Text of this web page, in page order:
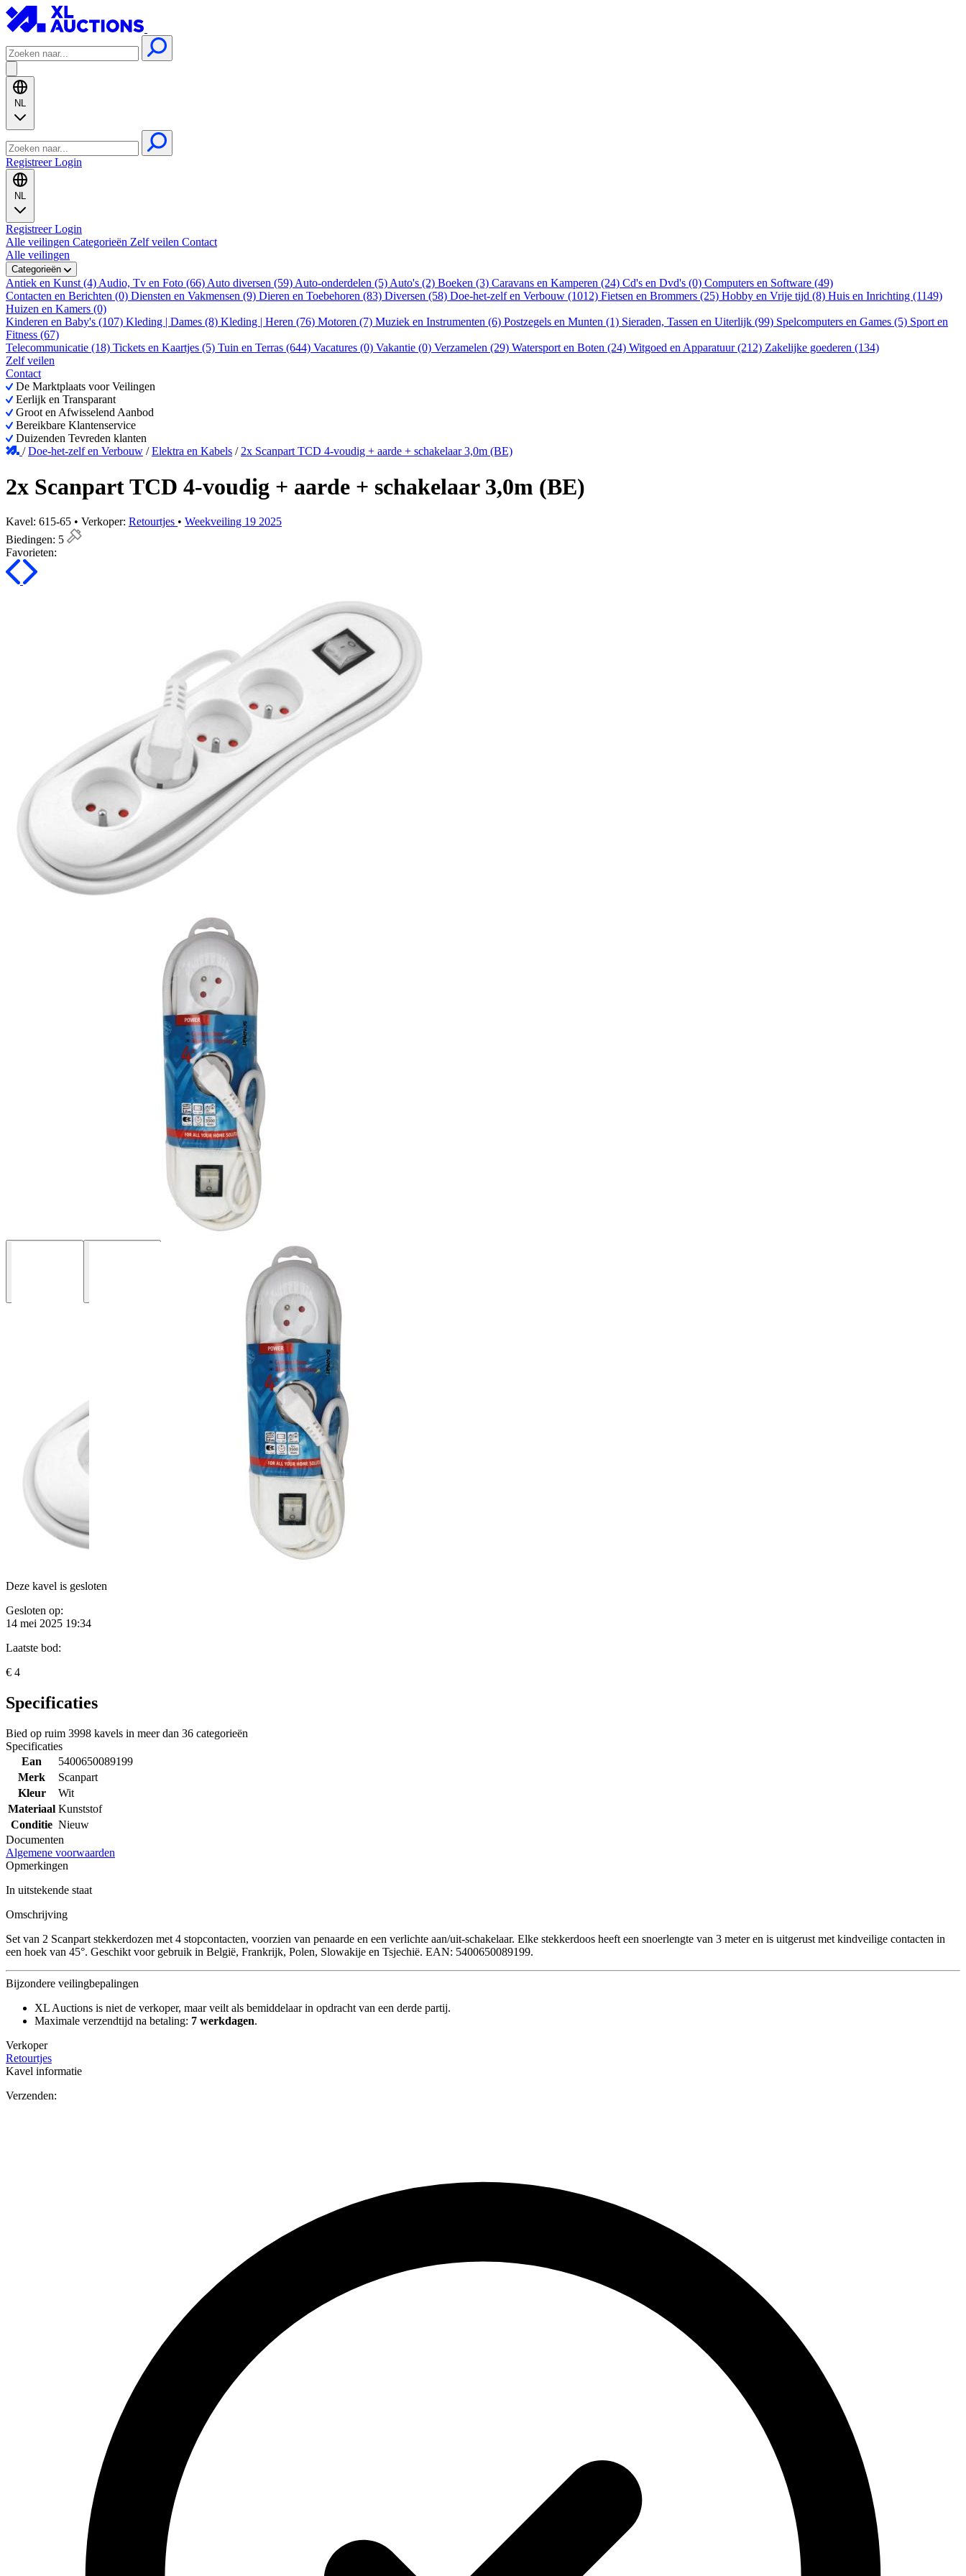
NL
RegistreerLogin
NL
RegistreerLogin
Alle veilingen Categorieën Zelf veilen Contact
Alle veilingen
Categorieën
Antiek en Kunst (4) Audio, Tv en Foto (66) Auto diversen (59) Auto-onderdelen (5) Auto's (2) Boeken (3) Caravans en Kamperen (24) Cd's en Dvd's (0) Computers en Software (49)
Contacten en Berichten (0) Diensten en Vakmensen (9) Dieren en Toebehoren (83) Diversen (58) Doe-het-zelf en Verbouw (1012) Fietsen en Brommers (25) Hobby en Vrije tijd (8) Huis en Inrichting (1149)
Huizen en Kamers (0)
Kinderen en Baby's (107) Kleding | Dames (8) Kleding | Heren (76) Motoren (7) Muziek en Instrumenten (6) Postzegels en Munten (1) Sieraden, Tassen en Uiterlijk (99) Spelcomputers en Games (5) Sport en
Fitness (67)
Telecommunicatie (18) Tickets en Kaartjes (5) Tuin en Terras (644) Vacatures (0) Vakantie (0) Verzamelen (29) Watersport en Boten (24) Witgoed en Apparatuur (212) Zakelijke goederen (134)
Zelf veilen
Contact
De Marktplaats voor Veilingen
Eerlijk en Transparant
Groot en Afwisselend Aanbod
Bereikbare Klantenservice
Duizenden Tevreden klanten
/Doe-het-zelf en Verbouw /Elektra en Kabels / 2x Scanpart TCD 4-voudig + aarde + schakelaar 3,0m (BE)
2x Scanpart TCD 4-voudig + aarde + schakelaar 3,0m (BE)
Kavel: 615-65 • Verkoper: Retourtjes • Weekveiling 19 2025
Biedingen: 5
Favorieten:
Deze kavel is gesloten
Gesloten op:
14 mei 2025 19:34
Laatste bod:
€ 4
Specificaties
Bied op ruim 3998 kavels in meer dan 36 categorieën
Specificaties
Ean
5400650089199
Merk
Scanpart
Kleur
Wit
Materiaal Kunststof
Conditie Nieuw
Documenten
Algemene voorwaarden
Opmerkingen
In uitstekende staat
Omschrijving
Set van 2 Scanpart stekkerdozen met 4 stopcontacten, voorzien van penaarde en een verlichte aan/uit-schakelaar. Elke stekkerdoos heeft een snoerlengte van 3 meter en is uitgerust met kindveilige contacten in
een hoek van 45°. Geschikt voor gebruik in België, Frankrijk, Polen, Slowakije en Tsjechië. EAN: 5400650089199.
Bijzondere veilingbepalingen
XL Auctions is niet de verkoper, maar veilt als bemiddelaar in opdracht van een derde partij.
Maximale verzendtijd na betaling: 7 werkdagen.
Verkoper
Retourtjes
Kavel informatie
Verzenden: